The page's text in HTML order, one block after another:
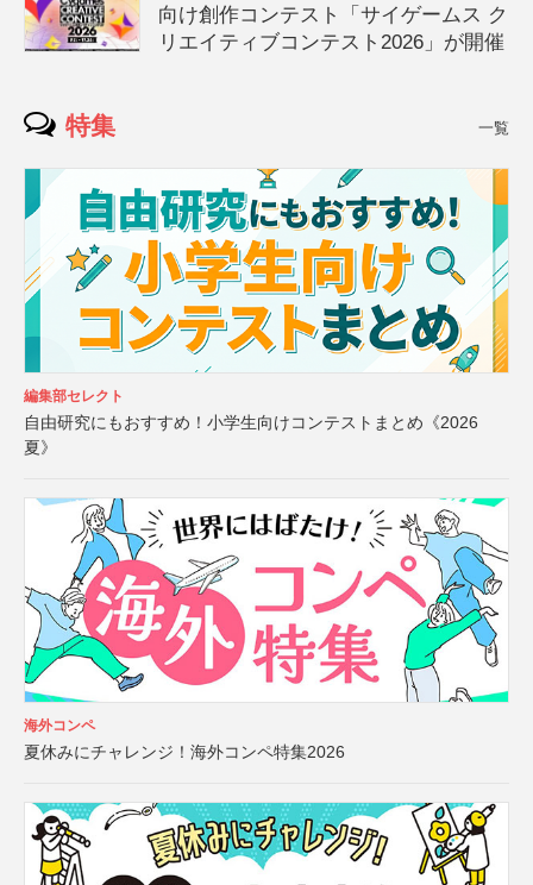
向け創作コンテスト「サイゲームス ク
リエイティブコンテスト2026」が開催
特集 一覧
編集部セレクト
自由研究にもおすすめ！小学生向けコンテストまとめ《2026
夏》
海外コンペ
夏休みにチャレンジ！海外コンペ特集2026